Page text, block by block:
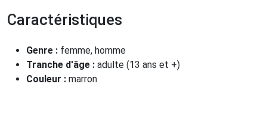
Caractéristiques
Genre : femme, homme
Tranche d'âge : adulte (13 ans et +)
Couleur : marron